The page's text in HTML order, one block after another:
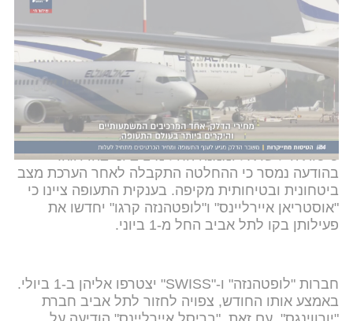
אנדרש ראדו, ראש מערך התקשורת בוויז אייר, מסר:
"אנו נרגשים לקראת חזרתנו לתל אביב ומצפים לקבל
בברכה את הנוסעים הישראלים לחוויית טיסה נהדרת
במחירים אטרקטיביים וכמובן לחבר את מיליוני
לקוחותינו ברחבי אירופה שיחוו את התרבות המדהימה
שיש לישראל להציע".
כזכור,קבוצת לופטהנזההודיעה החודש כי תחדש את
טיסותיה לישראל וממנה החל מ-1 ביוני בהדרגה.
בהודעה נמסר כי ההחלטה התקבלה לאחר הערכת מצב
ביטחונית ובטיחותית מקיפה. בענקית התעופה ציינו כי
"אוסטריאן איירליינס" ו"לופטהנזה קרגו" יחדשו את
פעילותן בקו לתל אביב החל מ-1 ביוני.
חברות "לופטהנזה" ו-"SWISS" יצטרפו אליהן ב-1 ביולי.
באמצע אותו החודש, צפויה לחזור לתל אביב חברת